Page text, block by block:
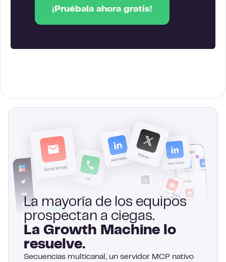
¡Pruébala ahora gratis!
La mayoría de los equipos
prospectan a ciegas.
La Growth Machine lo
resuelve.
Secuencias multicanal, un servidor MCP nativo